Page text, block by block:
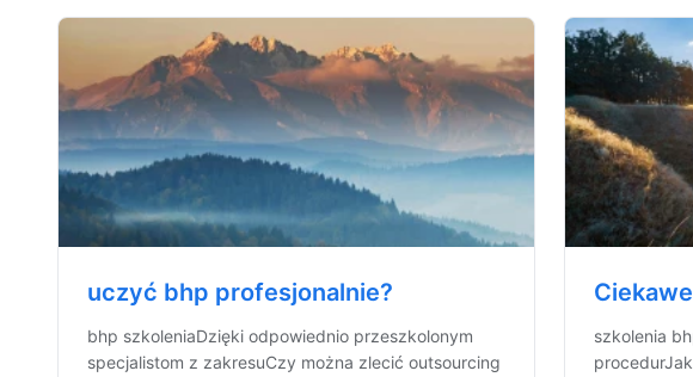
uczyć bhp profesjonalnie?
bhp szkoleniaDzięki odpowiednio przeszkolonym
specjalistom z zakresuCzy można zlecić outsourcing
szkolenia